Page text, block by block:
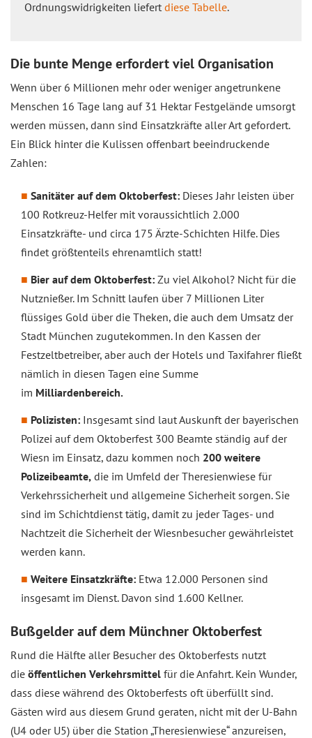
Ordnungswidrigkeiten liefert diese Tabelle.
Die bunte Menge erfordert viel Organisation
Wenn über 6 Millionen mehr oder weniger angetrunkene
Menschen 16 Tage lang auf 31 Hektar Festgelände umsorgt
werden müssen, dann sind Einsatzkräfte aller Art gefordert.
Ein Blick hinter die Kulissen offenbart beeindruckende
Zahlen:
Sanitäter auf dem Oktoberfest: Dieses Jahr leisten über
100 Rotkreuz-Helfer mit voraussichtlich 2.000
Einsatzkräfte- und circa 175 Ärzte-Schichten Hilfe. Dies
findet größtenteils ehrenamtlich statt!
Bier auf dem Oktoberfest: Zu viel Alkohol? Nicht für die
Nutznießer. Im Schnitt laufen über 7 Millionen Liter
flüssiges Gold über die Theken, die auch dem Umsatz der
Stadt München zugutekommen. In den Kassen der
Festzeltbetreiber, aber auch der Hotels und Taxifahrer fließt
nämlich in diesen Tagen eine Summe
im Milliardenbereich.
Polizisten: Insgesamt sind laut Auskunft der bayerischen
Polizei auf dem Oktoberfest 300 Beamte ständig auf der
Wiesn im Einsatz, dazu kommen noch 200 weitere
Polizeibeamte, die im Umfeld der Theresienwiese für
Verkehrssicherheit und allgemeine Sicherheit sorgen. Sie
sind im Schichtdienst tätig, damit zu jeder Tages- und
Nachtzeit die Sicherheit der Wiesnbesucher gewährleistet
werden kann.
Weitere Einsatzkräfte: Etwa 12.000 Personen sind
insgesamt im Dienst. Davon sind 1.600 Kellner.
Bußgelder auf dem Münchner Oktoberfest
Rund die Hälfte aller Besucher des Oktoberfests nutzt
die öffentlichen Verkehrsmittel für die Anfahrt. Kein Wunder,
dass diese während des Oktoberfests oft überfüllt sind.
Gästen wird aus diesem Grund geraten, nicht mit der U-Bahn
(U4 oder U5) über die Station „Theresienwiese“ anzureisen,